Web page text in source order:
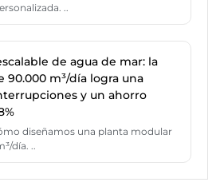
..
de agua de mar: la
90.000 m³/día logra una
y un ahorro
diseñamos una planta modular
día. ..